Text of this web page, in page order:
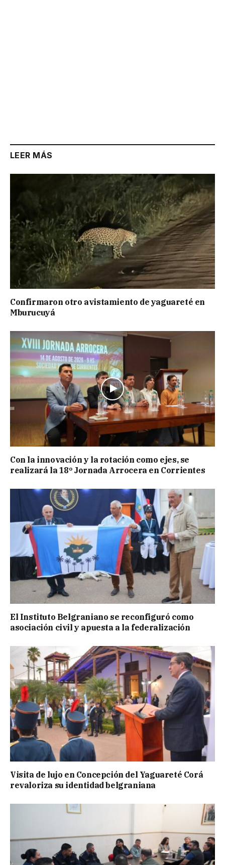
LEER MÁS
Confirmaron otro avistamiento de yaguareté en
Mburucuyá
Con la innovación y la rotación como ejes, se
realizará la 18º Jornada Arrocera en Corrientes
El Instituto Belgraniano se reconfiguró como
asociación civil y apuesta a la federalización
Visita de lujo en Concepción del Yaguareté Corá
revaloriza su identidad belgraniana